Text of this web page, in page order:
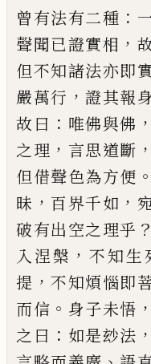
曾有法有二種 ：
聲聞已證實相 ，
但不知諸法亦即
嚴萬行 ，證其報
故曰 ： 唯佛與佛 ，
之理 ， 言思道斷 ，
但借聲色為方便
昧 ， 百界千如 ，
破有出空之理乎 ？
入涅槃 ，不知生
提 ，不知煩惱即
而信 。 身子未悟
之 曰 ： 如是玅法